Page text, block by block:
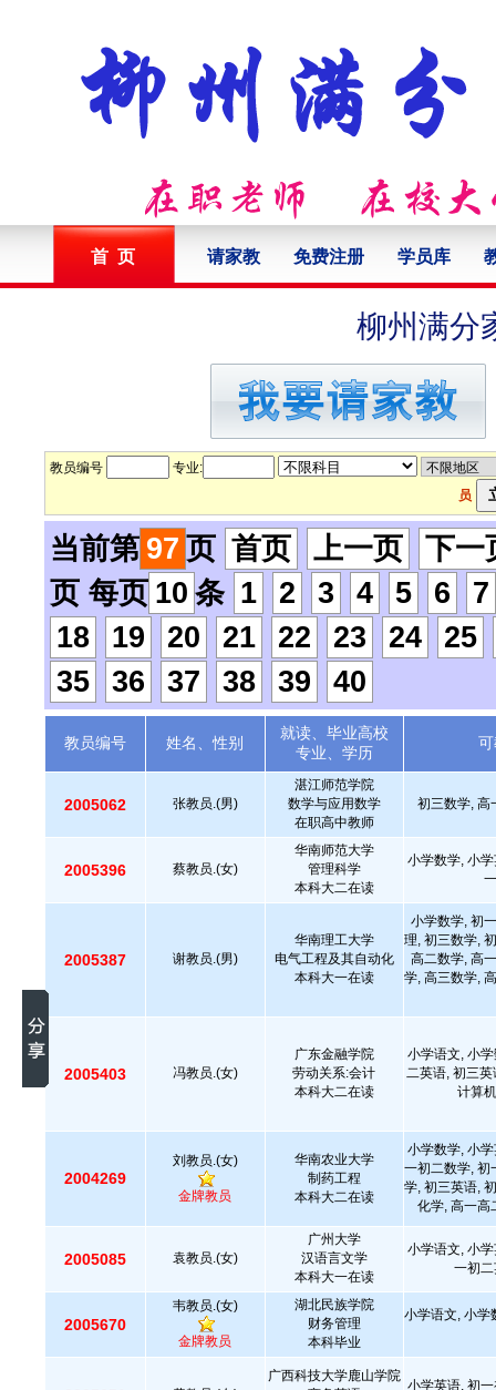
首 页 请家教 免费注册 学员库
柳州满分
教员编号
专业:
员
当前第 97 页 首页 上一页
下一
页 每页 10 条 1 2 3 4 5 6
7
18
19 20 21 22 23 24
25
35
36 37 38 39 40
教员编号 姓名、性别
就读、毕业高校
专业、学历
2005062 张教员.(男)
湛江师范学院
数学与应用数学
在职高中教师
初三数学, 高
2005396 蔡教员.(女)
华南师范大学
管理科学
本科大二在读
小学数学, 小
2005387 谢教员.(男)
华南理工大学
电气工程及其自动化
本科大一在读
小学数学, 初
理, 初三数学,
高二数学, 高
学, 高三数学,
2005403 冯教员.(女)
广东金融学院
劳动关系:会计
本科大二在读
小学语文, 小
二英语, 初三
计算
2004269
刘教员.(女)
金牌教员
华南农业大学
制药工程
本科大二在读
小学数学, 小
一初二数学, 初
学, 初三英语,
化学, 高一高
2005085 袁教员.(女)
广州大学
汉语言文学
本科大一在读
小学语文, 小
一初
2005670
韦教员.(女)
金牌教员
湖北民族学院
财务管理
本科毕业
小学语文, 小学
广西科技大学鹿山学院
小学英语, 初